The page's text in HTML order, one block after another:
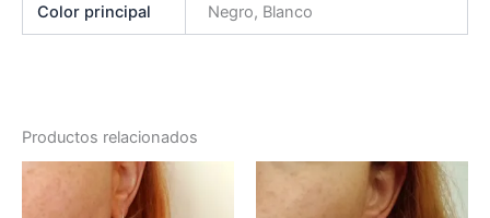
Color principal Negro, Blanco
Productos relacionados